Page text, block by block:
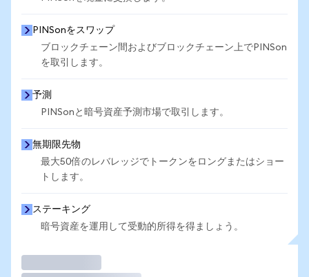
PINSonをスワップ
ブロックチェーン間およびブロックチェーン上でPINSon
を取引します。
予測
PINSonと暗号資産予測市場で取引します。
無期限先物
最大50倍のレバレッジでトークンをロングまたはショー
トします。
ステーキング
暗号資産を運用して受動的所得を得ましょう。